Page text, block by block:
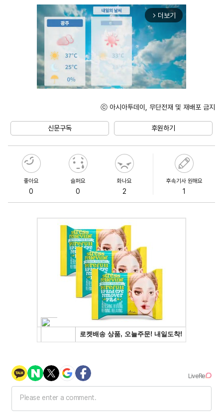
arrow_forward_ios 더보기
ⓒ 아시아투데이, 무단전재 및 재배포 금지
신문구독 후원하기
좋아요
0
슬퍼요
0
화나요
2
후속기사 원해요
1